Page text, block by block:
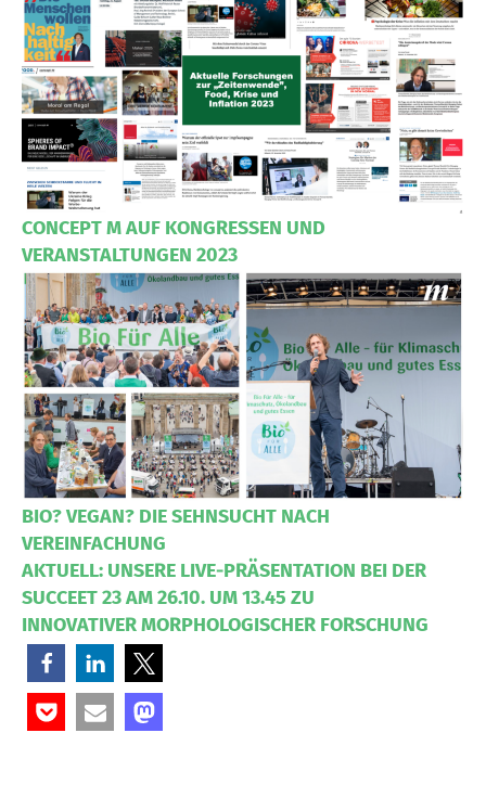
CONCEPT M AUF KONGRESSEN UND
VERANSTALTUNGEN 2023
BIO? VEGAN? DIE SEHNSUCHT NACH
VEREINFACHUNG
AKTUELL: UNSERE LIVE-PRÄSENTATION BEI DER
SUCCEET 23 AM 26.10. UM 13.45 ZU
INNOVATIVER MORPHOLOGISCHER FORSCHUNG